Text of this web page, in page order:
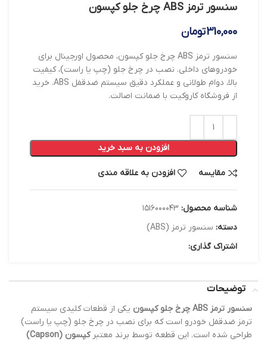
سنسور ترمز ABS چرخ جلو کپسون
310,000تومان
سنسور ترمز ABS چرخ جلو کپسون، محصول اورجینال برای
خودروهای داخلی. نصب در چرخ جلو (چپ یا راست)، کیفیت
بالا، دوام طولانی و عملکرد دقیق سیستم ضدقفل ABS. خرید
از فروشگاه کاروکیت با ضمانت اصالت.
افزودن به سبد خرید
مقایسه افزودن به علاقه مندی
شناسه محصول: ۱۵۱۶۰۰۰۰۴۳
دسته: سنسور ترمز (ABS)
اشتراک گذاری:
توضیحات
سنسور ترمز ABS چرخ جلو کپسون
یکی از قطعات کلیدی سیستم
ترمز ضدقفل خودرو است که برای نصب در چرخ جلو (چپ یا راست)
طراحی شده است. این قطعه توسط برند معتبرکپسون (Capson)